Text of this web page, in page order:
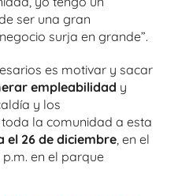
ser una gran
surja en grande”.
es motivar y sacar
empleabilidad y
y los
la comunidad a esta
el 26 de diciembre , en el
en el parque